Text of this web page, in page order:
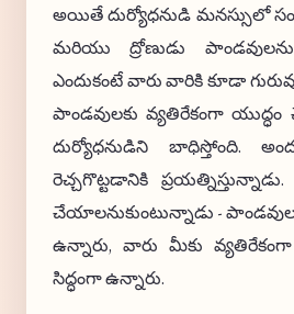
అయితే దుర్యోధనుడి మనస్సులో
మరియు ద్రోణుడు
ఎందుకంటే వారు వారికి కూడా
పాండవులకు వ్యతిరేకంగా
దుర్యోధనుడిని బాధిస్తోంది.
రెచ్చగొట్టడానికి
చేయాలనుకుంటున్నాడు -
ఉన్నారు, వారు మీకు
సిద్ధంగా ఉన్నారు.